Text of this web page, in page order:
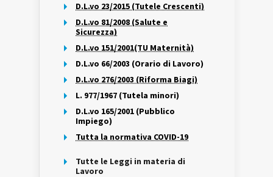
D.L.vo 23/2015 (Tutele Crescenti)
D.L.vo 81/2008 (Salute e
Sicurezza)
D.L.vo 151/2001(TU Maternità)
D.L.vo 66/2003 (Orario di Lavoro)
D.L.vo 276/2003 (Riforma Biagi)
L. 977/1967 (Tutela minori)
D.L.vo 165/2001 (Pubblico
Impiego)
Tutta la normativa COVID-19
Tutte le Leggi in materia di
Lavoro